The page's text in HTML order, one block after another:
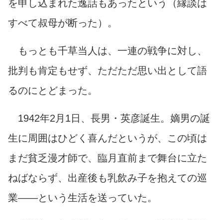
を申し込まれた逸話もあったという（縁談は
すべて叔母が断った）。
もっとも千草当人は、一連の戦争に対し、
批判も肯定もせず、ただただ思い出として語
るのにとどまった。
1942年2月1日、長男・英彦誕生。嫡男の誕
生に周囲はひどく喜んだというが、この頃は
まだ貧乏漫才師で、臨月直前まで舞台に立た
ねばならず、出産後も乳飲み子を抱えての巡
業――という生活を送っていた。